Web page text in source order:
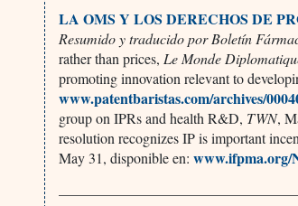
LA OMS Y LOS DERECHOS DE
Resumido y traducido por Boletín
rather than prices, Le Monde
promoting innovation relevant to
www.patentbaristas.com/archives/
group on IPRs and health R&D, TWN,
resolution recognizes IP is important
May 31, disponible en:www.ifpma.org/